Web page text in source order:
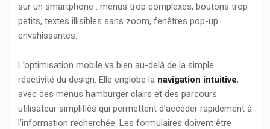
sur un smartphone : menus trop complexes, boutons trop
petits, textes illisibles sans zoom, fenêtres pop-up
envahissantes.
L’optimisation mobile va bien au-delà de la simple
réactivité du design. Elle englobe la navigation intuitive,
avec des menus hamburger clairs et des parcours
utilisateur simplifiés qui permettent d’accéder rapidement à
l’information recherchée. Les formulaires doivent être